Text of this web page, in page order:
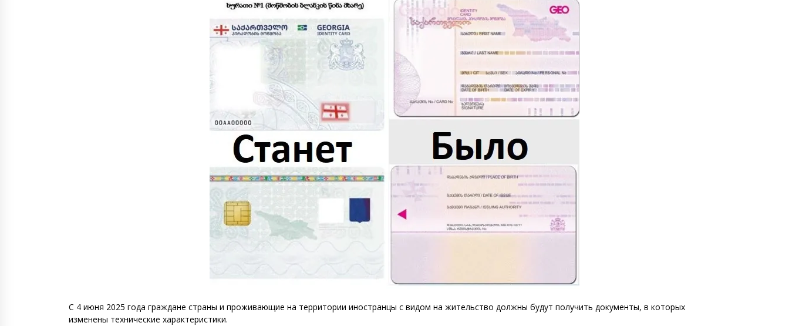
денежных переводов из
Грузию за одну неделю
нового «Человека-паука»,
«Одиссея» Кристофера Нолана и
другие фильмы —
кинотеатральный дайджест
02.08.2026
Российские СМИ и паблики
грузинами и русскими
Самые популярные имена и
распространённые фамилии в
Грузии
02.08.2026
—сюжет Данилы и Ануки набрал
более 10 миллионов просмотров
Сеть OnePrice полностью ушла с
рынка и прекратила свою
место пришла “Ambari”
С 4 июня 2025 года граждане страны и проживающие на территории иностранцы с видом на жительство должны будут получить документы, в которых
изменены технические характеристики.